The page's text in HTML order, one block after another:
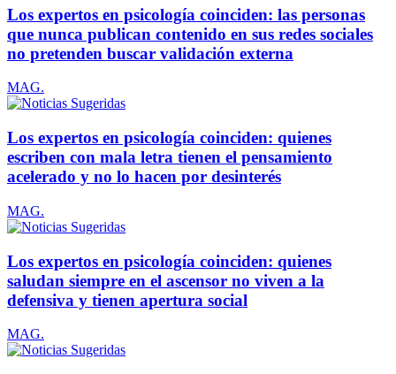
Los expertos en psicología coinciden: las personas
que nunca publican contenido en sus redes sociales
no pretenden buscar validación externa
MAG.
Los expertos en psicología coinciden: quienes
escriben con mala letra tienen el pensamiento
acelerado y no lo hacen por desinterés
MAG.
Los expertos en psicología coinciden: quienes
saludan siempre en el ascensor no viven a la
defensiva y tienen apertura social
MAG.